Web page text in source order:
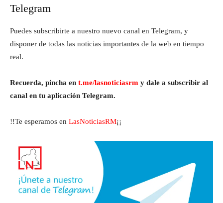
Telegram
Puedes subscribirte a nuestro nuevo canal en Telegram, y
disponer de todas las noticias importantes de la web en tiempo
real.
Recuerda, pincha en t.me/lasnoticiasrm y dale a subscribir al
canal en tu aplicación Telegram.
!!Te esperamos en LasNoticiasRM¡¡